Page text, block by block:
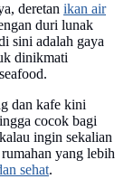
deretan ikan air
duri lunak
sini adalah gaya
dinikmati
dan kafe kini
cocok bagi
ingin sekalian
yang lebih
sehat.